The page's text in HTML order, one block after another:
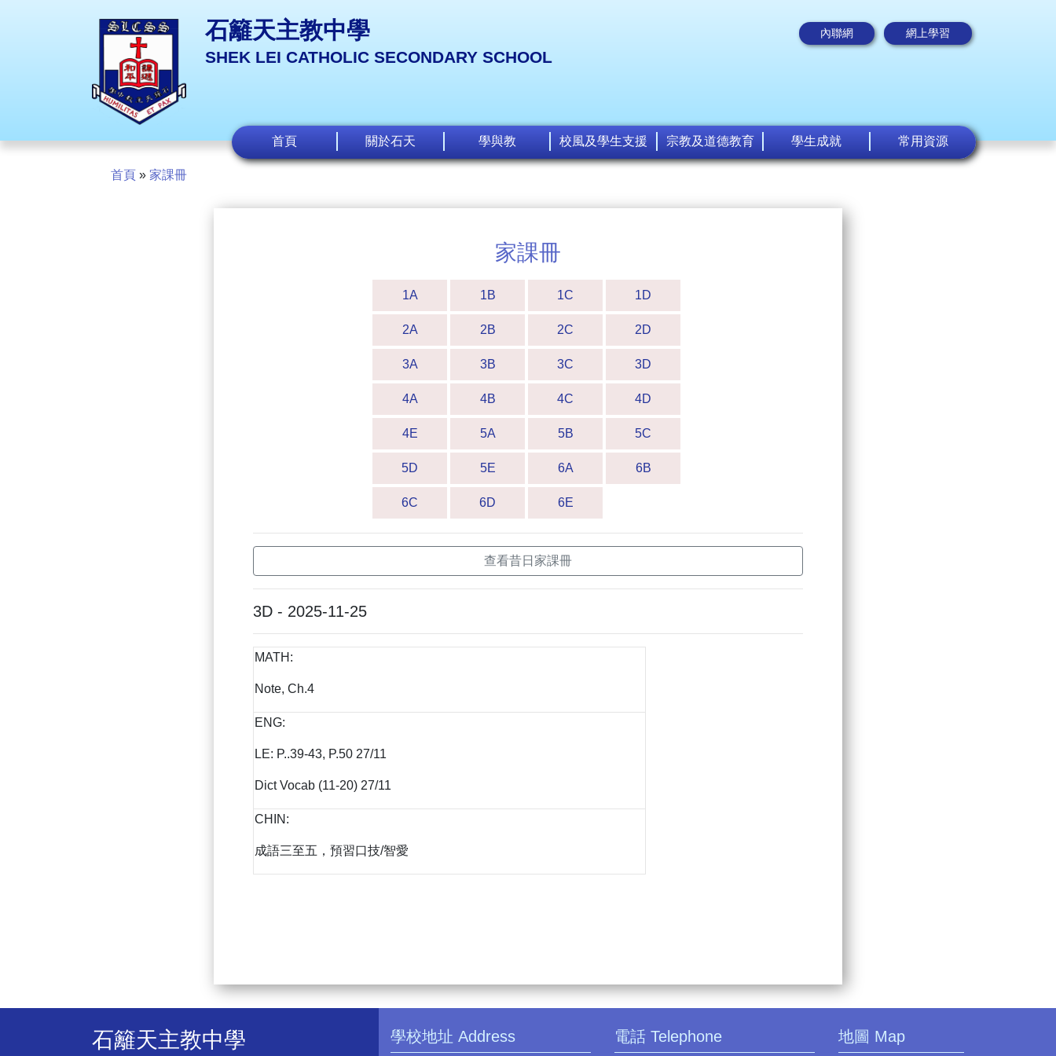
石籬天主教中學
SHEK LEI CATHOLIC SECONDARY SCHOOL
內聯網 網上學習
首頁 關於石天 學與教 校風及學生支援 宗教及道德教育 學生成就 常用資源
首頁 » 家課冊
家課冊
1A 1B 1C 1D
2A 2B 2C 2D
3A 3B 3C 3D
4A 4B 4C 4D
4E 5A 5B 5C
5D 5E 6A 6B
6C 6D 6E
查看昔日家課冊
3D - 2025-11-25
MATH:
Note, Ch.4
ENG:
LE: P..39-43, P.50 27/11
Dict Vocab (11-20) 27/11
CHIN:
成語三至五，預習口技/智愛
石籬天主教中學 學校地址 Address 電話 Telephone 地圖 Map